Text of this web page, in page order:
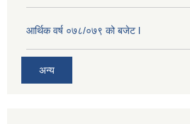
आर्थिक वर्ष ०७८/०७९ को बजेट l
अन्य